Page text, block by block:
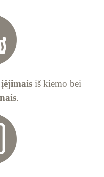
iš kiemo bei
.